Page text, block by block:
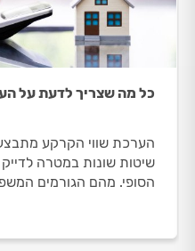
כל מה שצריך לדעת על
הערכת שווי הקרקע
שיטות שונות במטרה
הסופי. מהם הגורמים
עבור עסקים וכמה זה
הבא.